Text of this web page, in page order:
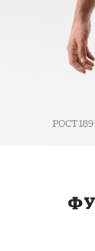
РОСТ